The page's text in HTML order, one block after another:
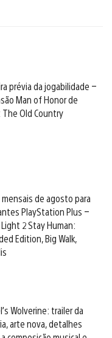
prévia da jogabilidade –
Man of Honor de
The Old Country
de agosto para
PlayStation Plus –
2 Stay Human:
Edition, Big Walk,
Wolverine: trailer da
arte nova, detalhes